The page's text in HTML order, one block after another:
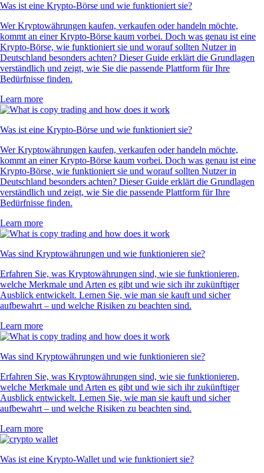
Was ist eine Krypto-Börse und wie funktioniert sie?
Wer Kryptowährungen kaufen, verkaufen oder handeln möchte,
kommt an einer Krypto-Börse kaum vorbei. Doch was genau ist eine
Krypto-Börse, wie funktioniert sie und worauf sollten Nutzer in
Deutschland besonders achten? Dieser Guide erklärt die Grundlagen
verständlich und zeigt, wie Sie die passende Plattform für Ihre
Bedürfnisse finden.
Learn more
Was ist eine Krypto-Börse und wie funktioniert sie?
Wer Kryptowährungen kaufen, verkaufen oder handeln möchte,
kommt an einer Krypto-Börse kaum vorbei. Doch was genau ist eine
Krypto-Börse, wie funktioniert sie und worauf sollten Nutzer in
Deutschland besonders achten? Dieser Guide erklärt die Grundlagen
verständlich und zeigt, wie Sie die passende Plattform für Ihre
Bedürfnisse finden.
Learn more
Was sind Kryptowährungen und wie funktionieren sie?
Erfahren Sie, was Kryptowährungen sind, wie sie funktionieren,
welche Merkmale und Arten es gibt und wie sich ihr zukünftiger
Ausblick entwickelt. Lernen Sie, wie man sie kauft und sicher
aufbewahrt – und welche Risiken zu beachten sind.
Learn more
Was sind Kryptowährungen und wie funktionieren sie?
Erfahren Sie, was Kryptowährungen sind, wie sie funktionieren,
welche Merkmale und Arten es gibt und wie sich ihr zukünftiger
Ausblick entwickelt. Lernen Sie, wie man sie kauft und sicher
aufbewahrt – und welche Risiken zu beachten sind.
Learn more
Was ist eine Krypto-Wallet und wie funktioniert sie?